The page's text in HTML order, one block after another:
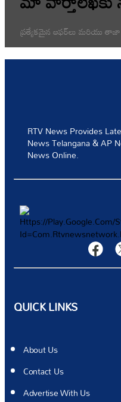
మా వార్తాలేఖకు
ప్రత్యేకమైన ఆఫర్‌లు మరియు
మా
ప్రత్యేకమైన ఆఫర్‌లు మరియు
RTV News Provides
News Telangana & AP
News Online.
QUICK LINKS
About Us
Contact Us
Advertise With Us